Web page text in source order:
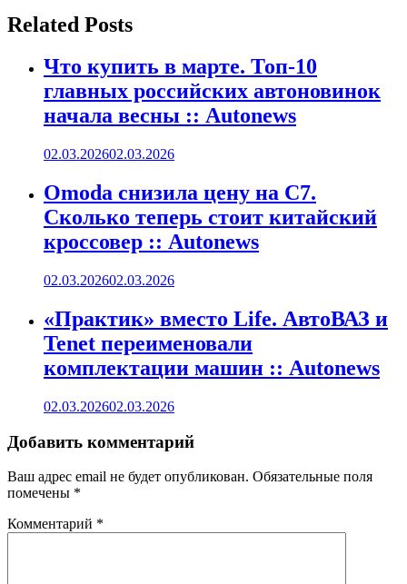
Related Posts
Что купить в марте. Топ-10
главных российских автоновинок
начала весны :: Autonews
02.03.202602.03.2026
Omoda снизила цену на C7.
Сколько теперь стоит китайский
кроссовер :: Autonews
02.03.202602.03.2026
«Практик» вместо Life. АвтоВАЗ и
Tenet переименовали
комплектации машин :: Autonews
02.03.202602.03.2026
Добавить комментарий
Ваш адрес email не будет опубликован. Обязательные поля
помечены *
Комментарий *